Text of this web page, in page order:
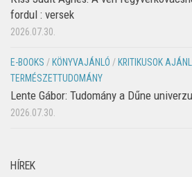
fordul : versek
2026.07.30.
E-BOOKS / KÖNYVAJÁNLÓ / KRITIKUSOK
TERMÉSZETTUDOMÁNY
Lente Gábor: Tudomány a Dűne
2026.07.30.
HÍREK